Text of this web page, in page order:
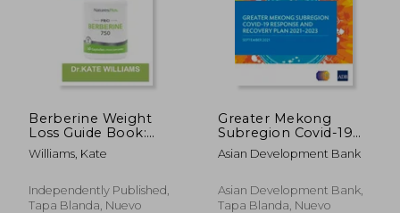
Berberine Weight
Loss Guide Book:
Berberine for weight
loss: the ultimate
on how to use it,
possible risks and
Williams, Kate
Independently Published,
Tapa Blanda, Nuevo
Greater Mekong
Subregion Covid-19
Response and
Recovery Plan 2021-
Asian Development Bank
Asian Development Bank,
Tapa Blanda, Nuevo